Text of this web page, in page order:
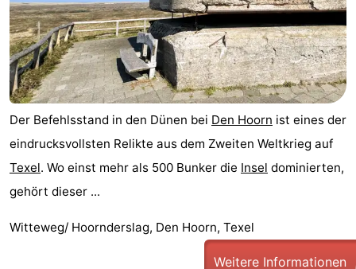
Der Befehlsstand in den Dünen bei Den Hoorn ist eines der
eindrucksvollsten Relikte aus dem Zweiten Weltkrieg auf
Texel. Wo einst mehr als 500 Bunker die Insel dominierten,
gehört dieser ...
Witteweg/ Hoornderslag, Den Hoorn, Texel
Weitere Informationen